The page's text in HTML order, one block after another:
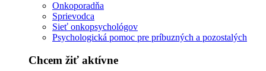
Onkoporadňa
Sprievodca
Sieť onkopsychológov
Psychologická pomoc pre príbuzných a pozostalých
Chcem žiť aktívne